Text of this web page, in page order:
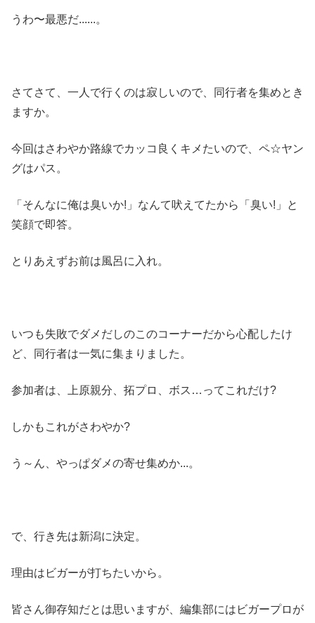
うわ〜最悪だ......。
さてさて、一人で行くのは寂しいので、同行者を集めとき
ますか。
今回はさわやか路線でカッコ良くキメたいので、ペ☆ヤン
グはパス。
「そんなに俺は臭いか!」なんて吠えてたから「臭い!」と
笑顔で即答。
とりあえずお前は風呂に入れ。
いつも失敗でダメだしのこのコーナーだから心配したけ
ど、同行者は一気に集まりました。
参加者は、上原親分、拓プロ、ボス…ってこれだけ?
しかもこれがさわやか?
う～ん、やっぱダメの寄せ集めか...。
で、行き先は新潟に決定。
理由はビガーが打ちたいから。
皆さん御存知だとは思いますが、編集部にはビガープロが